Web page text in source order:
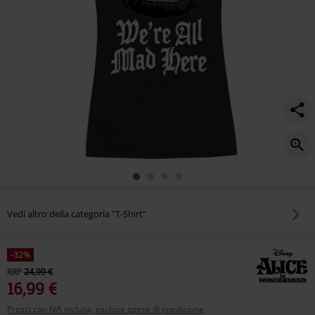
Vedi altro della categoria "T-Shirt"
-32%
RRP24,99 €
16,99 €
Prezzi con IVA inclusa, escluse spese di spedizione